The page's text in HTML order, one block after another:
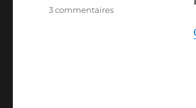
3 commentairessur